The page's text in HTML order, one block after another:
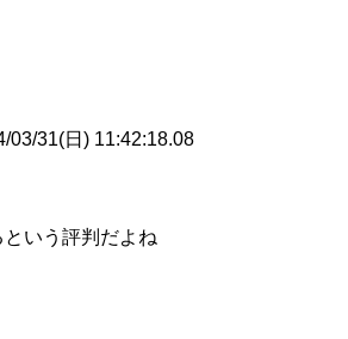
03/31(日) 11:42:18.08
いう評判だよね